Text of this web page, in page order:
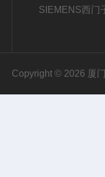
SIEMENS西门
Copyright © 2026 厦